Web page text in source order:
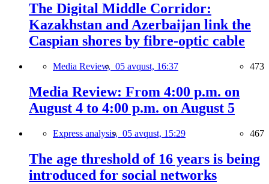
The Digital Middle Corridor:
Kazakhstan and Azerbaijan link the
Caspian shores by fibre-optic cable
Media Review, 05 avqust, 16:37 473
Media Review: From 4:00 p.m. on
August 4 to 4:00 p.m. on August 5
Express analysis, 05 avqust, 15:29 467
The age threshold of 16 years is being
introduced for social networks